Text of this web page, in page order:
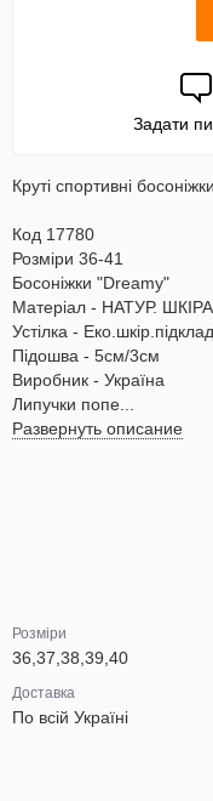
Задати
Круті спортивні
Код 17780
Розміри 36-41
Босоніжки "Dreamy"
Матеріал - НАТУР.
Устілка - Еко.шкір.підклад
Підошва - 5см/3см
Виробник - Україна
Липучки попе...
Развернуть описание
Розміри
36,37,38,39,40
Доставка
По всій Україні